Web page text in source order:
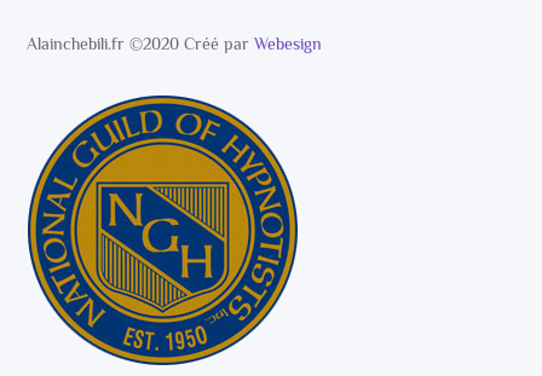
Alainchebili.fr ©2020 Créé parWebesign